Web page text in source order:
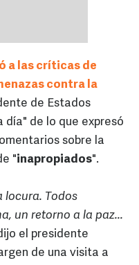
a las críticas de
contra la
de Estados
día" de lo que expresó
sobre la
"inapropiados".
locura. Todos
un retorno a la paz...
el presidente
de una visita a